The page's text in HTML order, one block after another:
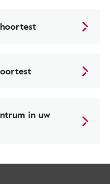
in uw